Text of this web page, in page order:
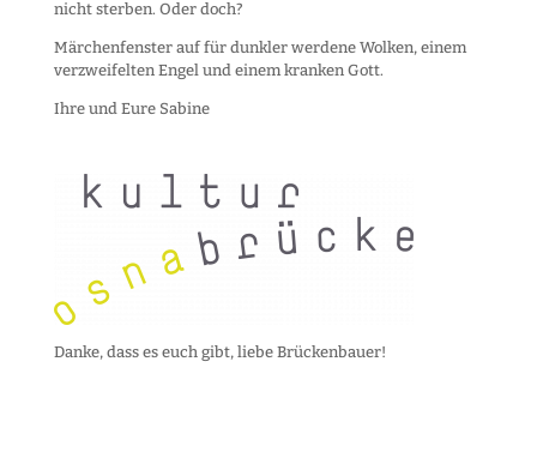
nicht sterben. Oder doch?
Märchenfenster auf für dunkler werdene Wolken, einem
verzweifelten Engel und einem kranken Gott.
Ihre und Eure Sabine
Danke, dass es euch gibt, liebe Brückenbauer!